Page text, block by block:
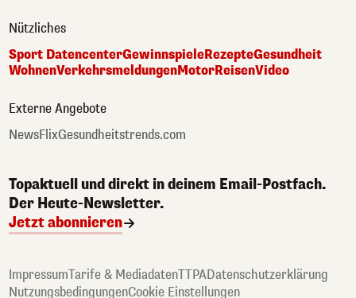
Nützliches
Sport DatencenterGewinnspieleRezepteGesundheit
WohnenVerkehrsmeldungenMotorReisenVideo
Externe Angebote
NewsFlixGesundheitstrends.com
Topaktuell und direkt in deinem Email-Postfach.
Der Heute-Newsletter.
Jetzt abonnieren
ImpressumTarife & MediadatenTTPADatenschutzerklärung
NutzungsbedingungenCookie Einstellungen